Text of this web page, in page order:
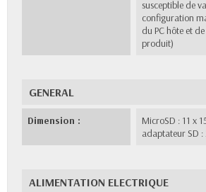
susceptible de
configuration
du PC hôte et
produit)
GENERAL
Dimension :
MicroSD : 11 x
adaptateur SD
ALIMENTATION ELECTRIQUE